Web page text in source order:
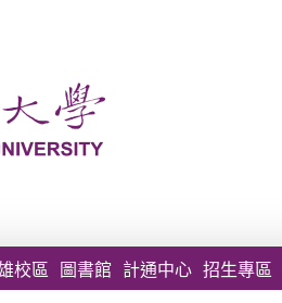
校區 圖書館 計通中心 招生專區